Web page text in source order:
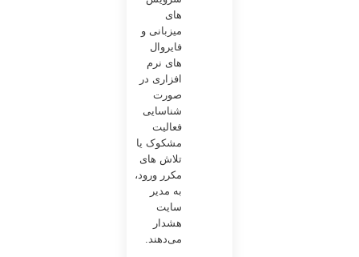
های
میزبانی و
فایروال
های نرم
افزاری در
صورت
شناسایی
فعالیت
مشکوک یا
تلاش های
مکرر ورود،
به مدیر
سایت
هشدار
می‌دهند.